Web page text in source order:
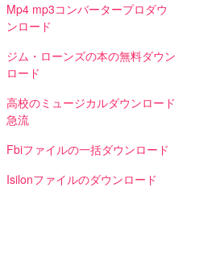
Mp4 mp3コンバータープロダウ
ンロード
ジム・ローンズの本の無料ダウン
ロード
高校のミュージカルダウンロード
急流
Fbiファイルの一括ダウンロード
Isilonファイルのダウンロード